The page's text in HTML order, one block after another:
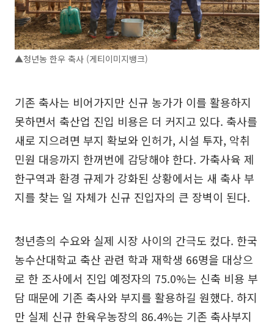
▲청년농 한우 축사 (게티이미지뱅크)
기존 축사는 비어가지만 신규 농가가 이를 활용하지
못하면서 축산업 진입 비용은 더 커지고 있다. 축사를
새로 지으려면 부지 확보와 인허가, 시설 투자, 악취
민원 대응까지 한꺼번에 감당해야 한다. 가축사육 제
한구역과 환경 규제가 강화된 상황에서는 새 축사 부
지를 찾는 일 자체가 신규 진입자의 큰 장벽이 된다.
청년층의 수요와 실제 시장 사이의 간극도 컸다. 한국
농수산대학교 축산 관련 학과 재학생 66명을 대상으
로 한 조사에서 진입 예정자의 75.0%는 신축 비용 부
담 때문에 기존 축사와 부지를 활용하길 원했다. 하지
만 실제 신규 한육우농장의 86.4%는 기존 축사부지